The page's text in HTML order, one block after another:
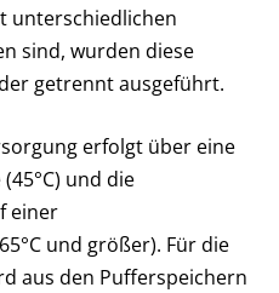
unterschiedlichen
sind, wurden diese
getrennt ausgeführt.
erfolgt über eine
und die
einer
und größer). Für die
aus den Pufferspeichern